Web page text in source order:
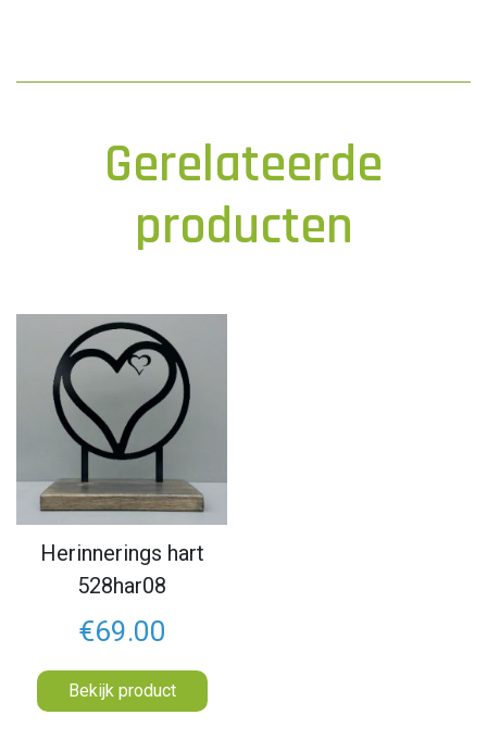
Gerelateerde
producten
Herinnerings hart
528har08
€69.00
Bekijk product